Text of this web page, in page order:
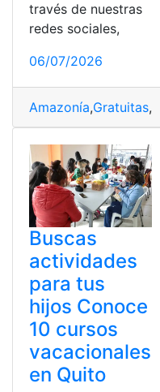
través de nuestras
redes sociales,
06/07/2026
Amazonía,Gratuitas,
Buscas
actividades
para tus
hijos Conoce
10 cursos
vacacionales
en Quito